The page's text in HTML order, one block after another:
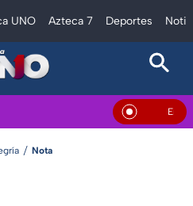
UNO Azteca 7 Deportes
En Vivo
Nota